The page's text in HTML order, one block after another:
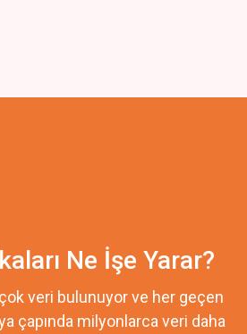
Ne İşe Yarar?
veri bulunuyor ve her geçen
çapında milyonlarca veri daha